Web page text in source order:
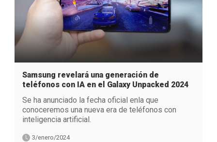
Samsung revelará una generación de
teléfonos con IA en el Galaxy Unpacked 2024
Se ha anunciado la fecha oficial enla que
conoceremos una nueva era de teléfonos con
inteligencia artificial.
3/enero/2024